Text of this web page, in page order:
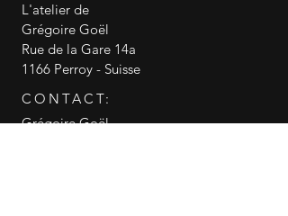
L'atelier de
Grégoire Goël
Rue de la Gare 14a
1166 Perroy - Suisse
CONTACT:
Grégoire Goël